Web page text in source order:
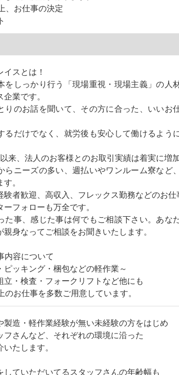
、お仕事の決定
スとは！
をしっかり行う「現場重視・現場主義」の人
業です。
りのお話を聞いて、その方に合った、いいお
るだけでなく、就労後も安心して働けるよう
来、法人のお客様とのお取引実績は着実に増
らニーズの多い、週払いやワンルーム寮など
。
験者歓迎、高収入、フレックス勤務などのお仕
フォローも万全です。
た事、感じた事は何でもご相談下さい。あな
身なってご相談をお聞きいたします。
容について
ピッキング・梱包などの軽作業～
立・検査・フォークリフトなど他にも
のお仕事を多数ご用意しています。
製造・軽作業経験が無い未経験の方をはじめ
フさんなど、それぞれの環境に沿った
たします。
していただいてるスタッフさんの年齢幅も